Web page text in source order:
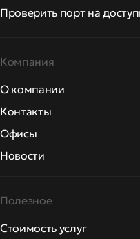
Проверить порт на
Компания
О компании
Контакты
Офисы
Новости
Полезное
Стоимость услуг